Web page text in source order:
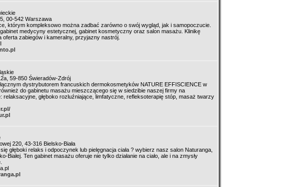
00-542 Warszawa
którym kompleksowo można zadbać zarówno o swój wygląd, jak i samopoczucie.
gabinet medycyny estetycznej, gabinet kosmetyczny oraz salon masażu. Klinikę
oferta zabiegów i kameralny, przyjazny nastrój.
59-850 Świeradów-Zdrój
dystrybutorem francuskich dermokosmetyków NATURE EFFISCIENCE w
do gabinetu masażu mieszczącego się w siedzibie naszej firmy na
relaksacyjne, głęboko rozluźniające, limfatyczne, refleksoterapię stóp, masaż twarzy
220, 43-316 Bielsko-Biała
głęboki relaks i odpoczynek lub pielęgnacja ciała ? wybierz nasz salon Naturanga,
Białej. Ten gabinet masażu oferuje nie tylko działanie na ciało, ale i na zmysły